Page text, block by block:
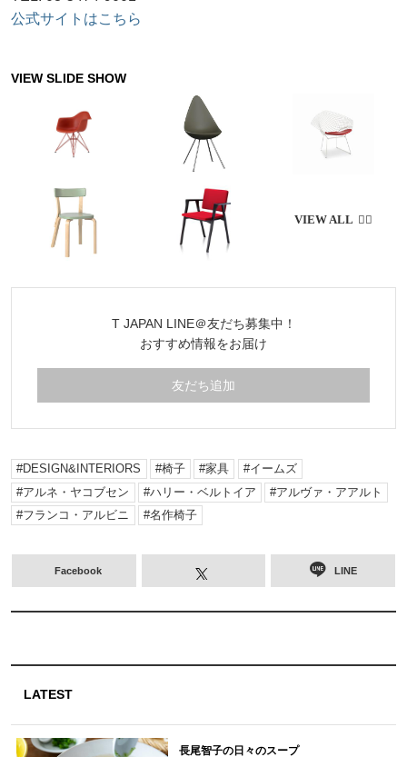
公式サイトはこちら
T JAPAN LINE＠友だち募集中！
おすすめ情報をお届け
友だち追加
DESIGN&INTERIORS 椅子 家具
イームズ
アルネ・ヤコブセン
ハリー・ベルトイア
アルヴァ・アアルト
フランコ・アルビニ
名作椅子
Facebook LINE
LATEST
長尾智子の日々のスープ